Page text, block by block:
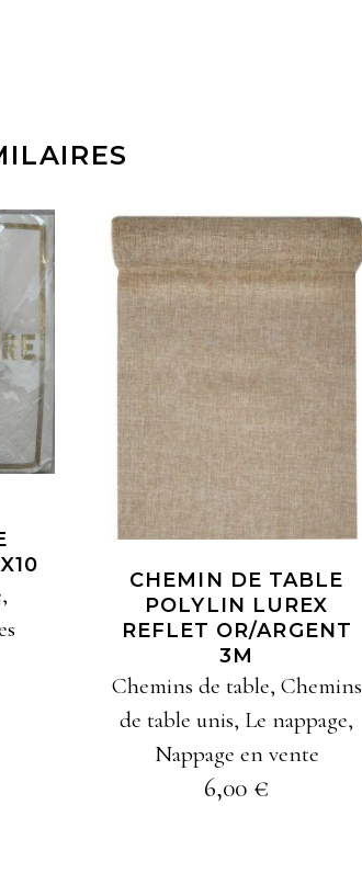
,
AJOUTER À MA
SÉLECTION
CHEMIN DE TABLE
POLYLIN LUREX
REFLET OR/ARGENT
3M
Chemins de table, Chemins
de table unis, Le nappage,
Nappage en vente
6,00 €